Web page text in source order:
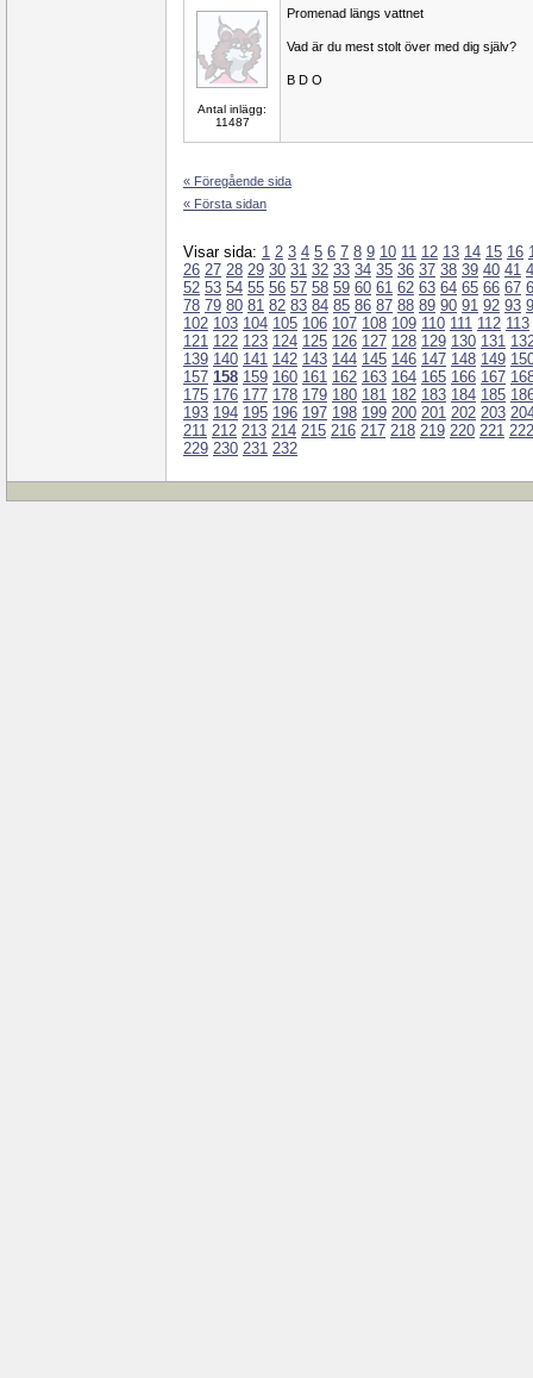
Antal inlägg:
11487
Promenad längs vattnet
Vad är du mest stolt över med dig själv?
B D O
« Föregående sida
« Första sidan
Visar sida: 1 2 3 4 5 6 7 8 9 10 11 12 13 14 15 16
26 27 28 29 30 31 32 33 34 35 36 37 38 39 40 41
52 53 54 55 56 57 58 59 60 61 62 63 64 65 66 67
78 79 80 81 82 83 84 85 86 87 88 89 90 91 92 93
102 103 104 105 106 107 108 109 110 111 112 113
121 122 123 124 125 126 127 128 129 130 131
139 140 141 142 143 144 145 146 147 148 149
157 158 159 160 161 162 163 164 165 166 167
175 176 177 178 179 180 181 182 183 184 185
193 194 195 196 197 198 199 200 201 202 203
211 212 213 214 215 216 217 218 219 220 221 222
229 230 231 232